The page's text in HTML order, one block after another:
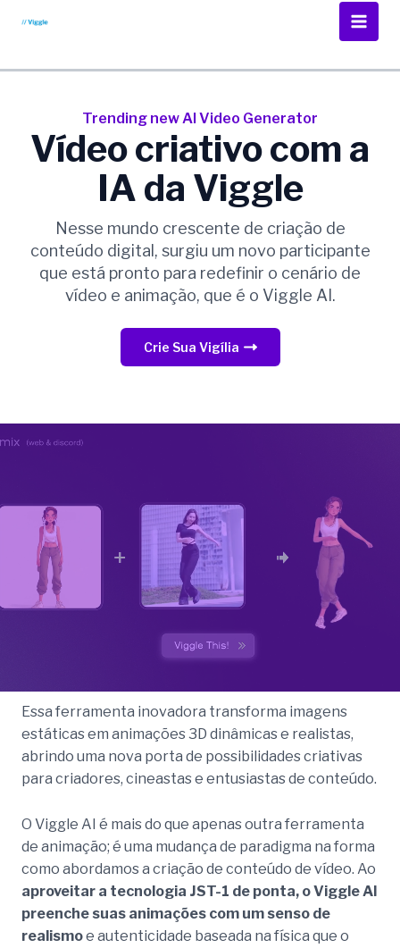
conteúdo
Main
Trending new AI Video Generator
Vídeo criativo com a
IA da Viggle
Nesse mundo crescente de criação de
conteúdo digital, surgiu um novo participante
que está pronto para redefinir o cenário de
vídeo e animação, que é o Viggle AI.
Crie Sua Vigília
Essa ferramenta inovadora transforma imagens
estáticas em animações 3D dinâmicas e realistas,
abrindo uma nova porta de possibilidades criativas
para criadores, cineastas e entusiastas de conteúdo.
O Viggle AI é mais do que apenas outra ferramenta
de animação; é uma mudança de paradigma na forma
como abordamos a criação de conteúdo de vídeo. Ao
aproveitar a tecnologia JST-1 de ponta, o Viggle AI
preenche suas animações com um senso de
realismoe autenticidade baseada na física que o